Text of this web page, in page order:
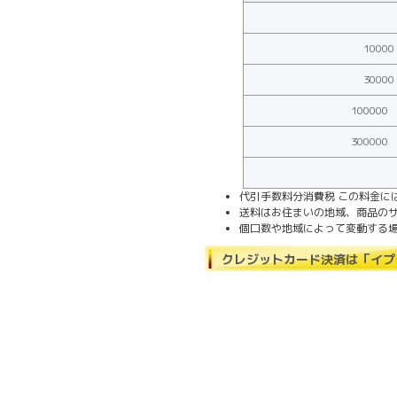
100000
300000
代引手数料分消費税 この料金に
送料はお住まいの地域、商品の
個口数や地域によって変動する
クレジットカード決済は「イ